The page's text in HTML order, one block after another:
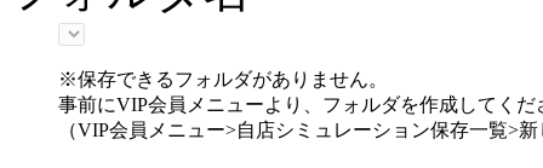
※保存できるフォルダがありません。
事前にVIP会員メニューより、フォルダを作成してくだ
（VIP会員メニュー>自店シミュレーション保存一覧>